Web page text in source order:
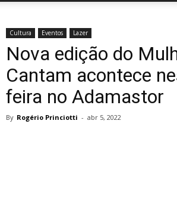
Cultura Eventos Lazer
Nova edição do
Cantam acontece
feira no Adamastor
By Rogério Princiotti - abr 5, 2022